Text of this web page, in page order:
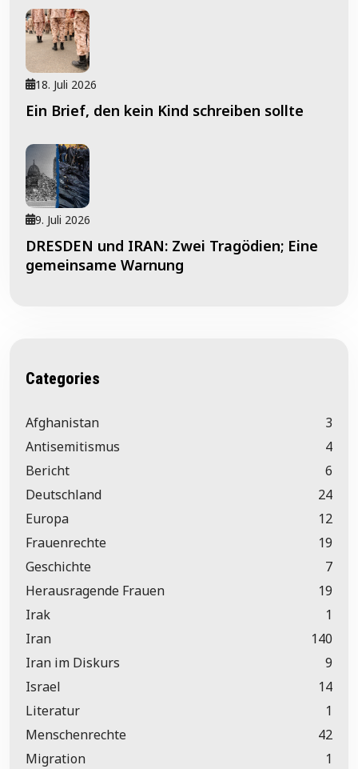
18. Juli 2026
Ein Brief, den kein Kind schreiben sollte
9. Juli 2026
DRESDEN und IRAN: Zwei Tragödien; Eine
gemeinsame Warnung
Categories
Afghanistan
3
Antisemitismus
4
Bericht
6
Deutschland
24
Europa
12
Frauenrechte
19
Geschichte
7
Herausragende Frauen
19
Irak
1
Iran
140
Iran im Diskurs
9
Israel
14
Literatur
1
Menschenrechte
42
Migration
1